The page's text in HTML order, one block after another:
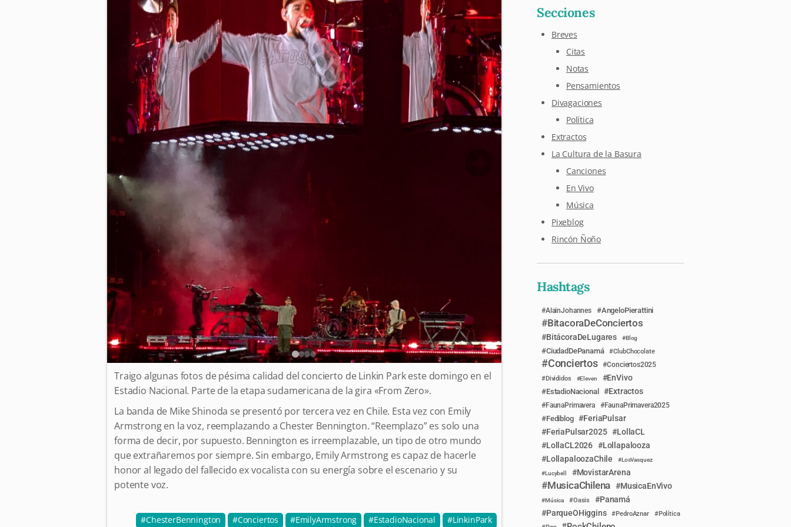
Traigo algunas fotos de pésima calidad del concierto de Linkin Park este domingo en el
Estadio Nacional. Parte de la etapa sudamericana de la gira «From Zero».
La banda de Mike Shinoda se presentó por tercera vez en Chile. Esta vez con Emily
Armstrong en la voz, reemplazando a Chester Bennington. “Reemplazo” es solo una
forma de decir, por supuesto. Bennington es irreemplazable, un tipo de otro mundo
que extrañaremos por siempre. Sin embargo, Emily Armstrong es capaz de hacerle
honor al legado del fallecido ex vocalista con su energía sobre el escenario y su
potente voz.
ChesterBennington Conciertos EmilyArmstrong EstadioNacional
LinkinPark
Secciones
Breves
Citas
Notas
Pensamientos
Divagaciones
Política
Extractos
La Cultura de la Basura
Canciones
En Vivo
Música
Pixeblog
Rincón Ñoño
Hashtags
AlainJohannes AngeloPierattini
BitacoraDeConciertos
BitácoraDeLugares Blog
CiudadDePanamá ClubChocolate
Conciertos Conciertos2025
Divididos Eleven EnVivo
EstadioNacional Extractos
FaunaPrimavera FaunaPrimavera2025
Fediblog
FeriaPulsar
FeriaPulsar2025
LollaCL
LollaCL2026
Lollapalooza
LollapaloozaChile
LosVasquez
Lucybell
MovistarArena
MusicaChilena MusicaEnVivo
Música Oasis
Panamá
ParqueOHiggins
PedroAznar
Política